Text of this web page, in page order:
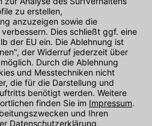
bis freitags von 08:00 - 17:00
07071 / 151-151für Sie erreichbar.
nutzen.
finden Sie hier.